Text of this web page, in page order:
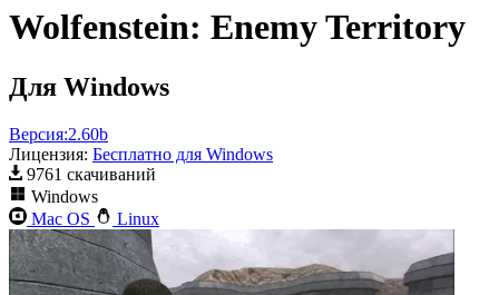
Wolfenstein: Enemy Territory
Для Windows
Версия:2.60b
Лицензия: Бесплатно для Windows
9761 скачиваний
Windows
Mac OS
Linux